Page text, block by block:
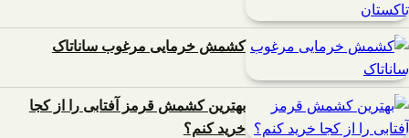
کشمش خرمایی مرغوب ساناتاک
بهترین کشمش قرمز آفتابی را از کجا
خرید کنم؟